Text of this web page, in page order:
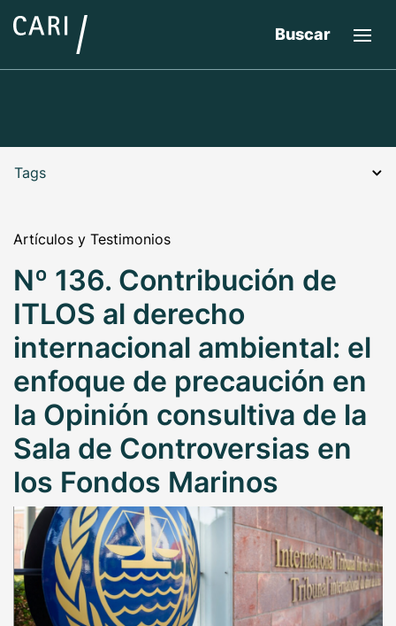
Buscar
Artículos y Testimonios
Nº 136. Contribución de
ITLOS al derecho
internacional ambiental: el
enfoque de precaución en
la Opinión consultiva de la
Sala de Controversias en
los Fondos Marinos
Tags